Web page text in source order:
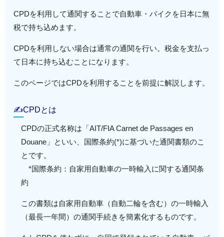
CPDを利用して通関することで自動車・バイクを日本に無
税で持ち込めます。
CPDを利用しない場合は通常の通関を行い。税金を支払っ
て日本に持ち込むことになります。
このページではCPDを利用することを前提に解説します。
✍CPDとは
CPDの正式名称は「AIT/FIA Carnet de Passages en
Douane」といい、国際条約(*)に基づいた通関書類のこ
とです。
*国際条約：自家用自動車の一時輸入に関する通関条
約
この書類は自家用自動車（自動二輪を含む）の一時輸入
（最長一年間）の通関手続きを簡素化するものです。